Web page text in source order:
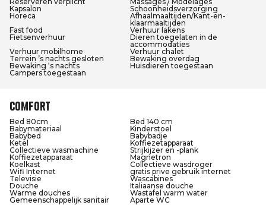
Kapsalon
Schoonheidsverzorging
Horeca
Afhaalmaaltijden/Kant-en-
klaarmaaltijden
Fast food
Verhuur lakens
Fietsenverhuur
Dieren toegelaten in de
accommodaties
Verhuur mobilhome
Verhuur chalet
Terrein ’s nachts gesloten
Bewaking overdag
Bewaking ‘s nachts
Huisdieren toegestaan
Campers toegestaan
Comfort
Bed 80cm
Bed 140 cm
Babymateriaal
Kinderstoel
Babybed
Babybadje
Ketel
Koffiezetapparaat
Collectieve wasmachine
Strijkijzer en -plank
Koffiezetapparaat
Magnetron
Koelkast
Collectieve wasdroger
Wifi Internet
gratis prive gebruik internet
Televisie
Wascabines
Douche
Italiaanse douche
Warme douches
Wastafel warm water
Gemeenschappelijk sanitair
Aparte WC